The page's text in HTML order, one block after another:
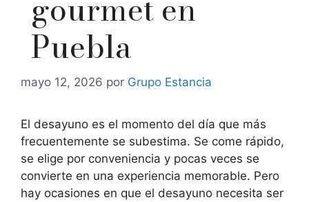
Puebla
mayo 12, 2026 por Grupo Estancia
El desayuno es el momento del día que más
frecuentemente se subestima. Se come rápido,
se elige por conveniencia y pocas veces se
convierte en una experiencia memorable. Pero
hay ocasiones en que el desayuno necesita ser